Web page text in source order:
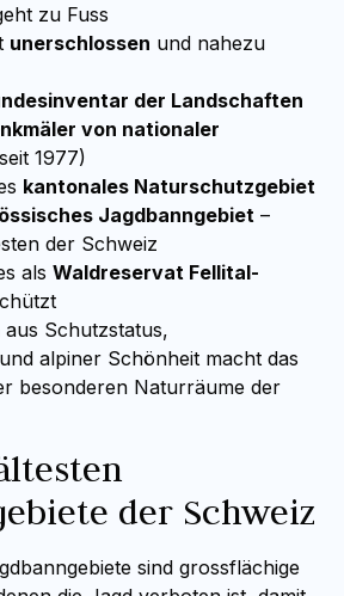
zu Fuss
unerschlossen und nahezu
der Landschaften
von nationaler
1977)
kantonales Naturschutzgebiet
Jagdbanngebiet –
der Schweiz
als Waldreservat Fellital-
aus Schutzstatus,
alpiner Schönheit macht das
besonderen Naturräume der
der Schweiz
sind grossflächige